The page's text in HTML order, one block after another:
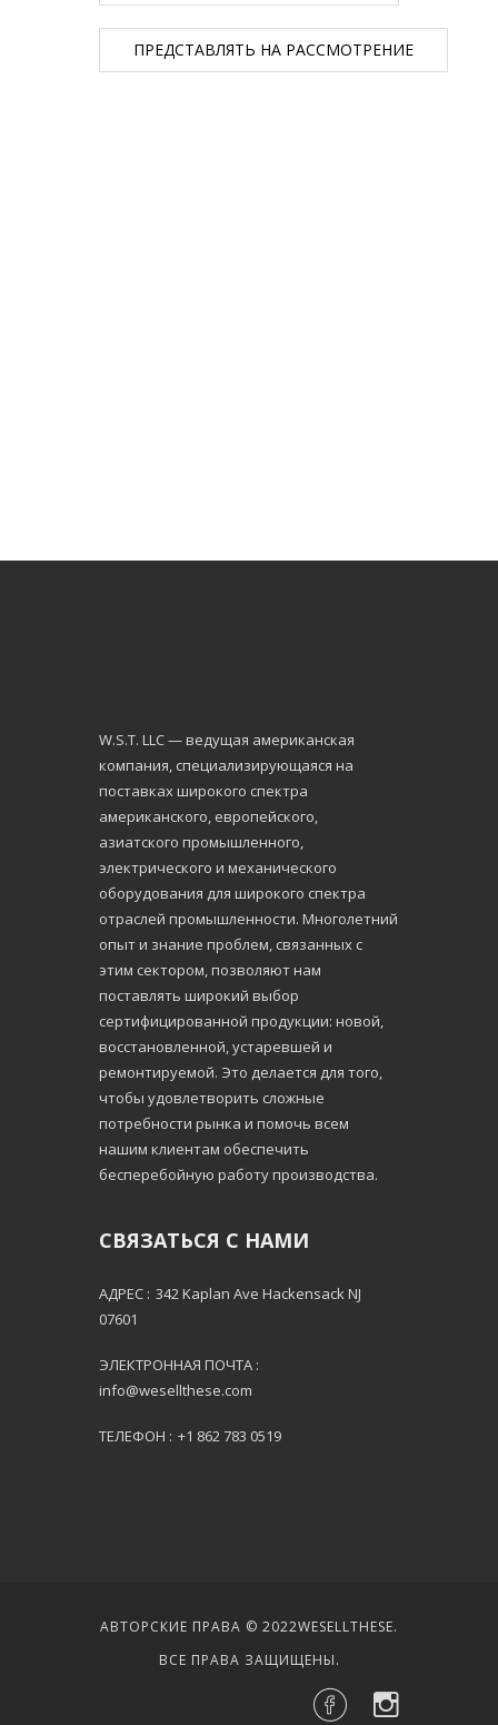
W.S.Т. LLC — ведущая американская
компания, специализирующаяся на
поставках широкого спектра
американского, европейского,
азиатского промышленного,
электрического и механического
оборудования для широкого спектра
отраслей промышленности. Многолетний
опыт и знание проблем, связанных с
этим сектором, позволяют нам
поставлять широкий выбор
сертифицированной продукции: новой,
восстановленной, устаревшей и
ремонтируемой. Это делается для того,
чтобы удовлетворить сложные
потребности рынка и помочь всем
нашим клиентам обеспечить
бесперебойную работу производства.
СВЯЗАТЬСЯ С НАМИ
АДРЕС : 342 Kaplan Ave Hackensack NJ
07601
ЭЛЕКТРОННАЯ ПОЧТА :
info@wesellthese.com
ТЕЛЕФОН : +1 862 783 0519
АВТОРСКИЕ ПРАВА © 2022WESELLTHESE.
ВСЕ ПРАВА ЗАЩИЩЕНЫ.